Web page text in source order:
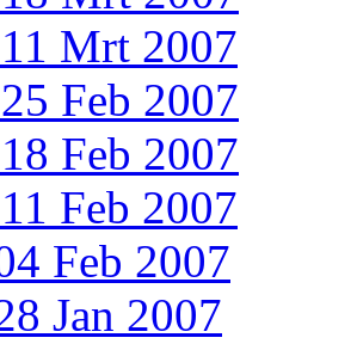
Mrt 2007
Feb 2007
Feb 2007
Feb 2007
Feb 2007
Jan 2007